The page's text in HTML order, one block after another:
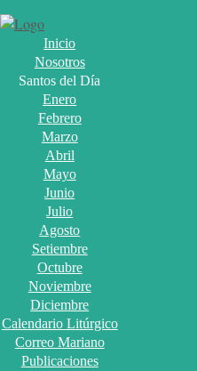
Inicio
Nosotros
Santos del Día
Enero
Febrero
Marzo
Abril
Mayo
Junio
Julio
Agosto
Setiembre
Octubre
Noviembre
Diciembre
Calendario Litúrgico
Correo Mariano
Publicaciones